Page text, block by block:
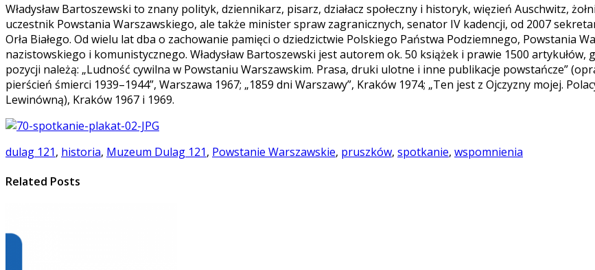
Władysław Bartoszewski to znany polityk, dziennikarz, pisarz, działacz społeczny i historyk, więzień Auschwitz,
uczestnik Powstania Warszawskiego, ale także minister spraw zagranicznych, senator IV kadencji, od 2007
Orła Białego. Od wielu lat dba o zachowanie pamięci o dziedzictwie Polskiego Państwa Podziemnego, Powstania
nazistowskiego i komunistycznego. Władysław Bartoszewski jest autorem ok. 50 książek i prawie 1500
pozycji należą: „Ludność cywilna w Powstaniu Warszawskim. Prasa, druki ulotne i inne publikacje powstańcze”
pierścień śmierci 1939–1944”, Warszawa 1967; „1859 dni Warszawy”, Kraków 1974; „Ten jest z Ojczyzny mojej.
Lewinówną), Kraków 1967 i 1969.
dulag 121, historia, Muzeum Dulag 121, Powstanie Warszawskie, pruszków, spotkanie, wspomnienia
Related Posts